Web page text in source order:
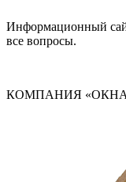
Информационный
все вопросы.
КОМПАНИЯ «ОКНА